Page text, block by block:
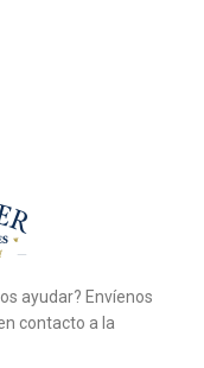
ayudar? Envíenos
contacto a la